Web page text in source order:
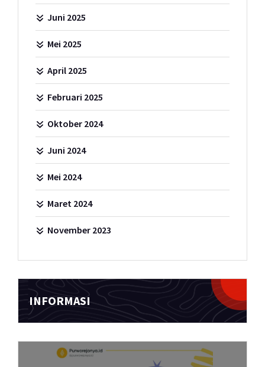
Juni 2025
Mei 2025
April 2025
Februari 2025
Oktober 2024
Juni 2024
Mei 2024
Maret 2024
November 2023
INFORMASI